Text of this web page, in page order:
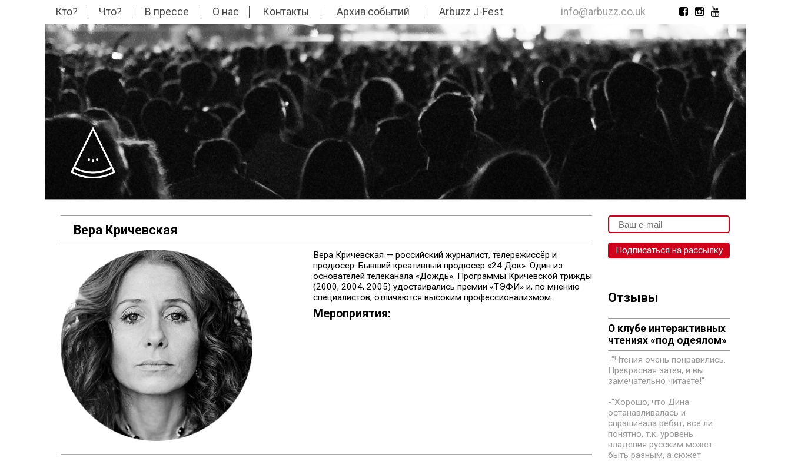
Кто? Что? В прессе О нас Контакты Архив событий Arbuzz J-Fest info@arbuzz.co.uk
Вера Кричевская
Вера Кричевская — российский журналист, телережиссёр и
продюсер. Бывший креативный продюсер «24 Док». Один из
основателей телеканала «Дождь». Программы Кричевской трижды
(2000, 2004, 2005) удостаивались премии «ТЭФИ» и, по мнению
специалистов, отличаются высоким профессионализмом.
Мероприятия:
Отзывы
О клубе интерактивных
чтениях «под одеялом»
-"Чтения очень понравились.
Прекрасная затея, и вы
замечательно читаете!"
-"Хорошо, что Дина
останавливалась и
спрашивала ребят, все ли
понятно, т.к. уровень
владения русским может
быть разным, а сюжет